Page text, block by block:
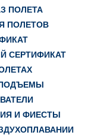
ПОЛЕТА
ПОЛЕТОВ
СЕРТИФИКАТ
И ФИЕСТЫ